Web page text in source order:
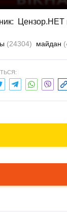
Цензор.НЕТ
(24304) майдан